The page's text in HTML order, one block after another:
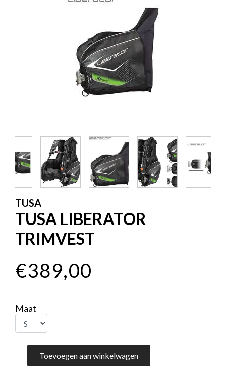
TUSA
TUSA LIBERATOR
TRIMVEST
€389,00
Maat
Toevoegen aan winkelwagen